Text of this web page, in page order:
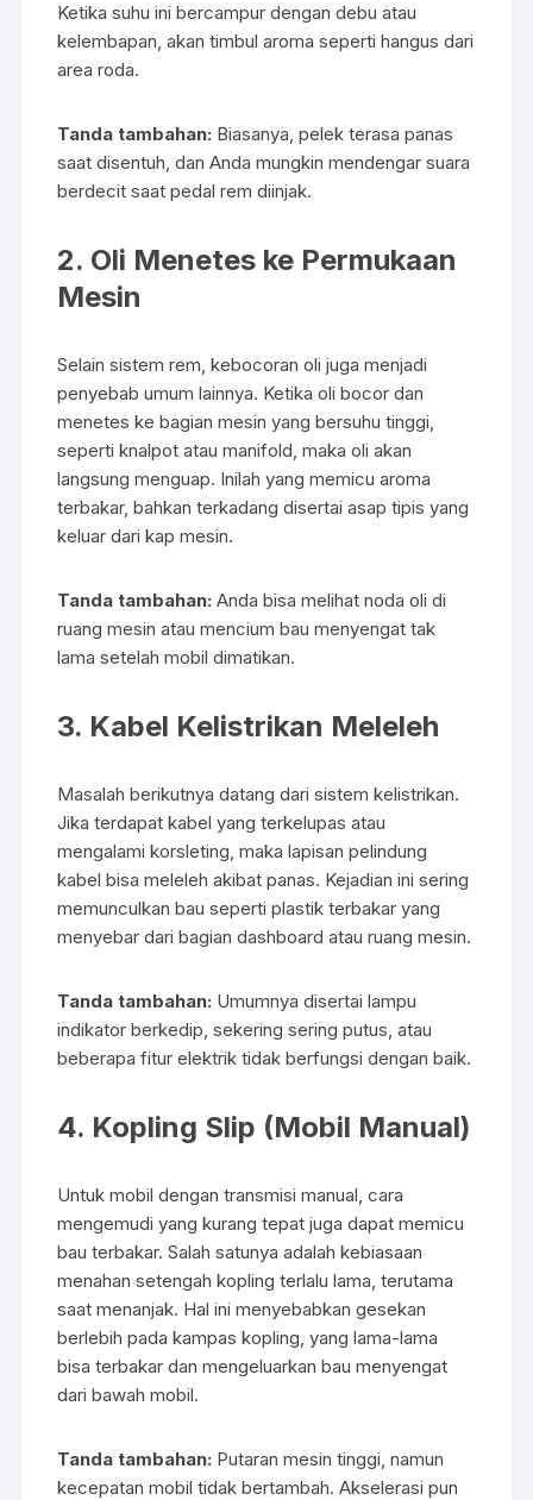
Ketika suhu ini bercampur dengan debu atau
kelembapan, akan timbul aroma seperti hangus dari
area roda.
Tanda tambahan: Biasanya, pelek terasa panas
saat disentuh, dan Anda mungkin mendengar suara
berdecit saat pedal rem diinjak.
2. Oli Menetes ke Permukaan
Mesin
Selain sistem rem, kebocoran oli juga menjadi
penyebab umum lainnya. Ketika oli bocor dan
menetes ke bagian mesin yang bersuhu tinggi,
seperti knalpot atau manifold, maka oli akan
langsung menguap. Inilah yang memicu aroma
terbakar, bahkan terkadang disertai asap tipis yang
keluar dari kap mesin.
Tanda tambahan: Anda bisa melihat noda oli di
ruang mesin atau mencium bau menyengat tak
lama setelah mobil dimatikan.
3. Kabel Kelistrikan Meleleh
Masalah berikutnya datang dari sistem kelistrikan.
Jika terdapat kabel yang terkelupas atau
mengalami korsleting, maka lapisan pelindung
kabel bisa meleleh akibat panas. Kejadian ini sering
memunculkan bau seperti plastik terbakar yang
menyebar dari bagian dashboard atau ruang mesin.
Tanda tambahan: Umumnya disertai lampu
indikator berkedip, sekering sering putus, atau
beberapa fitur elektrik tidak berfungsi dengan baik.
4. Kopling Slip (Mobil Manual)
Untuk mobil dengan transmisi manual, cara
mengemudi yang kurang tepat juga dapat memicu
bau terbakar. Salah satunya adalah kebiasaan
menahan setengah kopling terlalu lama, terutama
saat menanjak. Hal ini menyebabkan gesekan
berlebih pada kampas kopling, yang lama-lama
bisa terbakar dan mengeluarkan bau menyengat
dari bawah mobil.
Tanda tambahan: Putaran mesin tinggi, namun
kecepatan mobil tidak bertambah. Akselerasi pun